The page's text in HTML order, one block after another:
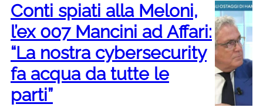
Conti spiati alla Meloni,
l’ex 007 Mancini ad Affari:
“La nostra cybersecurity
fa acqua da tutte le
parti”